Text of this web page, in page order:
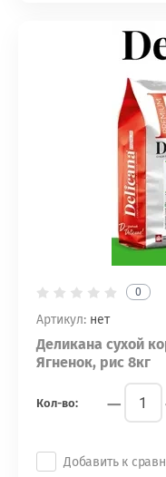
0
Артикул: нет
Деликана сухой
Ягненок, рис 8кг
Кол-во: −
Добавить к